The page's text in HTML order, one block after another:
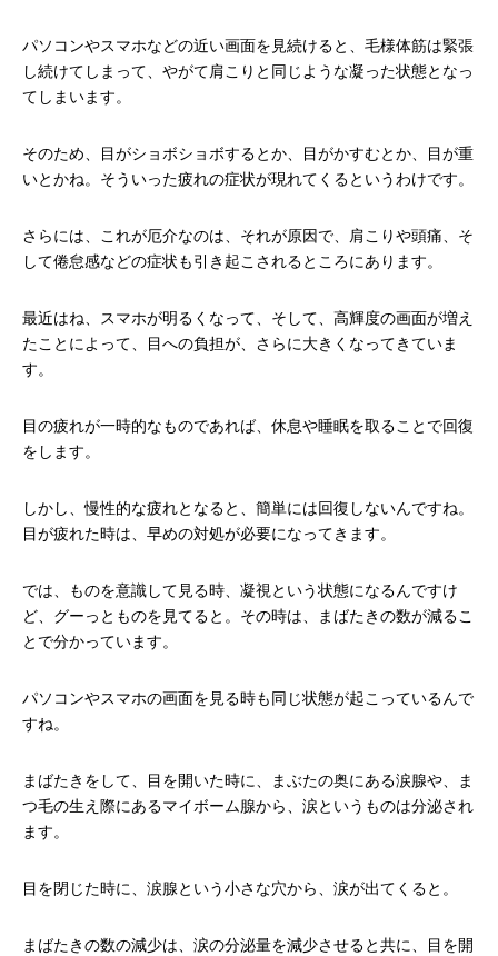
パソコンやスマホなどの近い画面を見続けると、毛様体筋は緊張
し続けてしまって、やがて肩こりと同じような凝った状態となっ
てしまいます。
そのため、目がショボショボするとか、目がかすむとか、目が重
いとかね。そういった疲れの症状が現れてくるというわけです。
さらには、これが厄介なのは、それが原因で、肩こりや頭痛、そ
して倦怠感などの症状も引き起こされるところにあります。
最近はね、スマホが明るくなって、そして、高輝度の画面が増え
たことによって、目への負担が、さらに大きくなってきていま
す。
目の疲れが一時的なものであれば、休息や睡眠を取ることで回復
をします。
しかし、慢性的な疲れとなると、簡単には回復しないんですね。
目が疲れた時は、早めの対処が必要になってきます。
では、ものを意識して見る時、凝視という状態になるんですけ
ど、グーっとものを見てると。その時は、まばたきの数が減るこ
とで分かっています。
パソコンやスマホの画面を見る時も同じ状態が起こっているんで
すね。
まばたきをして、目を開いた時に、まぶたの奥にある涙腺や、ま
つ毛の生え際にあるマイボーム腺から、涙というものは分泌され
ます。
目を閉じた時に、涙腺という小さな穴から、涙が出てくると。
まばたきの数の減少は、涙の分泌量を減少させると共に、目を開